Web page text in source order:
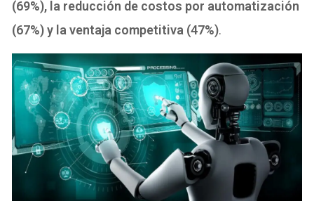
(69%), la reducción de costos por automatización
(67%) y la ventaja competitiva (47%).